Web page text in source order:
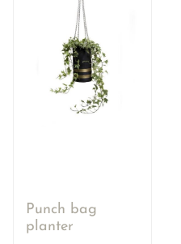
Punch bag
planter